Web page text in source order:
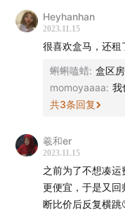
现，也是有解冻期
Heyhanhan
2023.11.15
很喜欢盒马，还租
蝌蝌嗑蜡: 盒区房
momoyaaaa: 我
共3条回复
羲和er
2023.11.15
之前为了不想凑
更便宜，于是又回
断比价后反复横跳